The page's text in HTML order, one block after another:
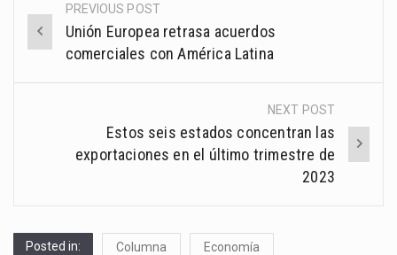
Post
navigation
PREVIOUS POST
Unión Europea retrasa acuerdos
comerciales con América Latina
NEXT POST
Estos seis estados concentran las
exportaciones en el último trimestre de
2023
Posted in: Columna Economía